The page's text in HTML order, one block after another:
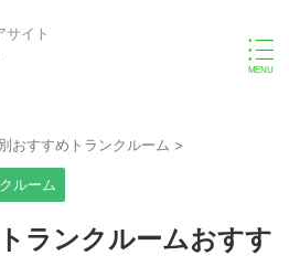
サイト
おすすめトランクルーム >
ルーム
ランクルームおすす